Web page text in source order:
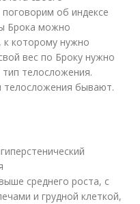
об индексе
Брока можно
к которому нужно
вес по Броку нужно
телосложения.
телосложения бывают.
среднего роста, с
и грудной клеткой,